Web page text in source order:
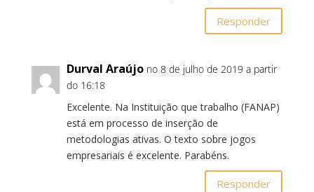
Responder
Durval Araújo no 8 de julho de 2019 a partir
do 16:18
Excelente. Na Instituição que trabalho (FANAP)
está em processo de inserção de
metodologias ativas. O texto sobre jogos
empresariais é excelente. Parabéns.
Responder